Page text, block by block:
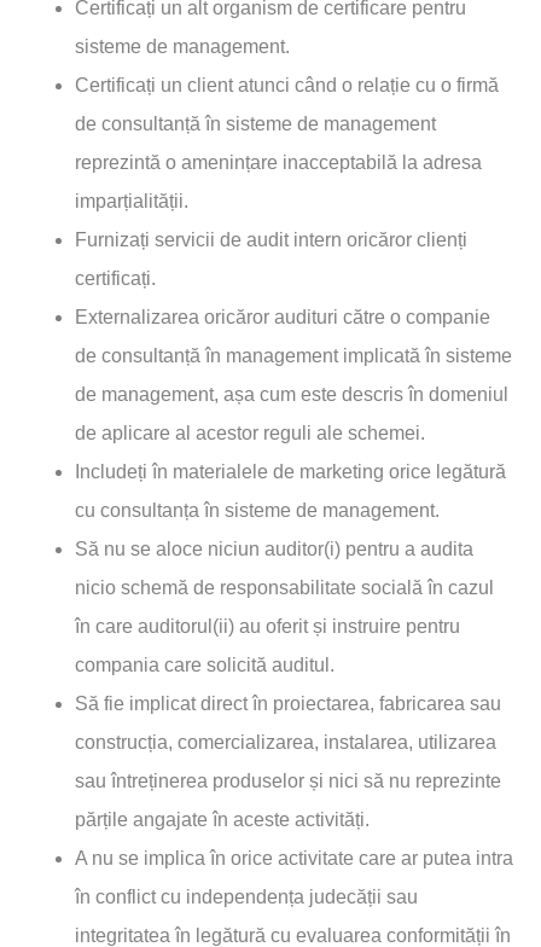
Certificați un alt organism de certificare pentru
sisteme de management.
Certificați un client atunci când o relație cu o firmă
de consultanță în sisteme de management
reprezintă o amenințare inacceptabilă la adresa
imparțialității.
Furnizați servicii de audit intern oricăror clienți
certificați.
Externalizarea oricăror audituri către o companie
de consultanță în management implicată în sisteme
de management, așa cum este descris în domeniul
de aplicare al acestor reguli ale schemei.
Includeți în materialele de marketing orice legătură
cu consultanța în sisteme de management.
Să nu se aloce niciun auditor(i) pentru a audita
nicio schemă de responsabilitate socială în cazul
în care auditorul(ii) au oferit și instruire pentru
compania care solicită auditul.
Să fie implicat direct în proiectarea, fabricarea sau
construcția, comercializarea, instalarea, utilizarea
sau întreținerea produselor și nici să nu reprezinte
părțile angajate în aceste activități.
A nu se implica în orice activitate care ar putea intra
în conflict cu independența judecății sau
integritatea în legătură cu evaluarea conformității în